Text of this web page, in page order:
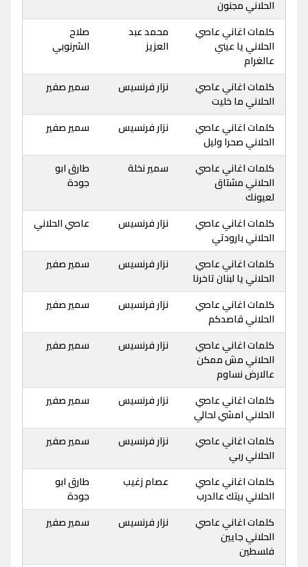
الحلاني مجنون
كلمات اغاني عاصي
الحلاني يا عيني
عالغرام
محمد عبد
العزيز
صلاح
الشرنوبي
كلمات اغاني عاصي
الحلاني ما خليت
نزار فرنسيس سمير صفير
كلمات اغاني عاصي
الحلاني صحرا وليل
نزار فرنسيس سمير صفير
كلمات اغاني عاصي
الحلاني مشتاق
لعيونك
سمير نخلة
طارق ابو
جودة
كلمات اغاني عاصي
الحلاني بارودتي
نزار فرنسيس عاصي الحلاني
كلمات اغاني عاصي
الحلاني يا لبنان تاخرنا
نزار فرنسيس سمير صفير
كلمات اغاني عاصي
الحلاني قاصدكم
نزار فرنسيس سمير صفير
كلمات اغاني عاصي
الحلاني مش ممكن
عالارض نساوم
نزار فرنسيس سمير صفير
كلمات اغاني عاصي
الحلاني امشي لحالي
نزار فرنسيس سمير صفير
كلمات اغاني عاصي
الحلاني ربي
نزار فرنسيس سمير صفير
كلمات اغاني عاصي
الحلاني بيتك عالدرب
عصام زغيب
طارق ابو
جودة
كلمات اغاني عاصي
الحلاني جايين
فلسطين
نزار فرنسيس سمير صفير